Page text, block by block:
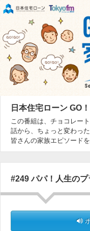
日本住宅ローン GO
この番組は、チョコレー
話から、ちょっと変わった
皆さんの家族エピソード
#249 パパ！人生のプ